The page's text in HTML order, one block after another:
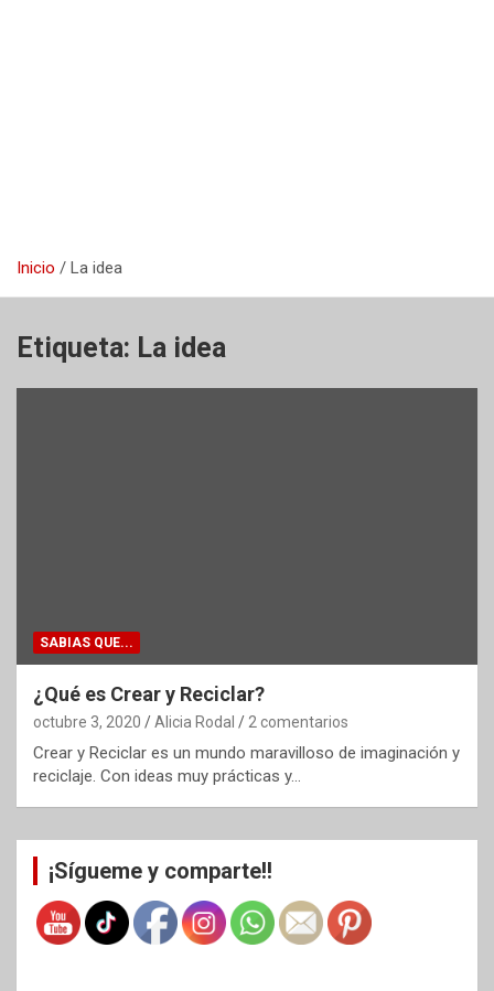
Inicio La idea
Etiqueta: La idea
SABIAS QUE...
¿Qué es Crear y Reciclar?
octubre 3, 2020 Alicia Rodal 2 comentarios
Crear y Reciclar es un mundo maravilloso de imaginación y
reciclaje. Con ideas muy prácticas y…
¡Sígueme y comparte!!